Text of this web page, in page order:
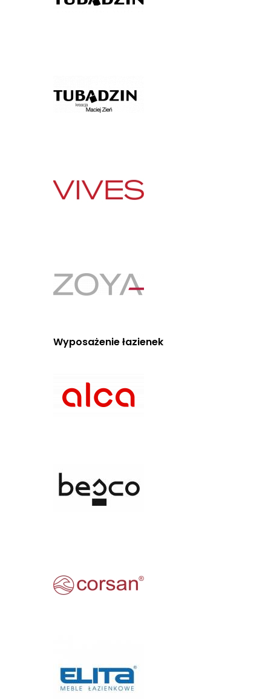
Wyposażenie łazienek